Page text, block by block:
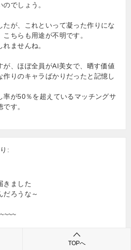
でしょう。
たが、これといって凝った作りにな
ちらも用途が不明です。
ませんね。
が、ほぼ全員がAI美女で、晒す価値
作りのキャラばかりだったと記憶し
率が50％を超えているマッチングサ
す。
:
きました
だろうな～
美熟女ママが即…
寂しくてたまらないの…
TOPへ